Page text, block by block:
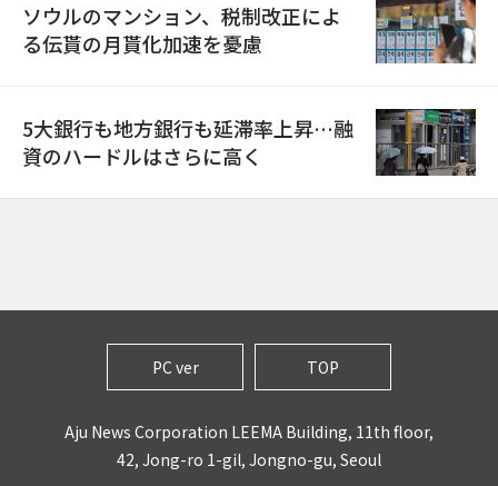
ソウルのマンション、税制改正によ
る伝貰の月貰化加速を憂慮
5大銀行も地方銀行も延滞率上昇…融
資のハードルはさらに高く
PC ver TOP
Aju News Corporation LEEMA Building, 11th floor,
42, Jong-ro 1-gil, Jongno-gu, Seoul